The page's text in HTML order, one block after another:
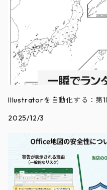
Illustratorを自動化する：第1
2025/12/3